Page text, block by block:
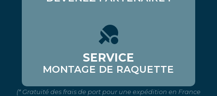
SERVICE
MONTAGE DE RAQUETTE
(* Gratuité des frais de port pour une expédition en France